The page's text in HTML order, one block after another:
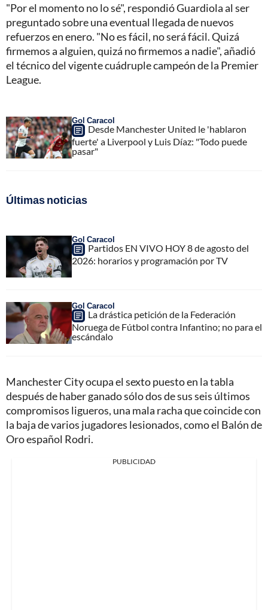
"Por el momento no lo sé", respondió Guardiola al ser
preguntado sobre una eventual llegada de nuevos
refuerzos en enero. "No es fácil, no será fácil. Quizá
firmemos a alguien, quizá no firmemos a nadie", añadió
el técnico del vigente cuádruple campeón de la Premier
League.
Gol Caracol
Desde Manchester United le 'hablaron
fuerte' a Liverpool y Luis Díaz: "Todo puede
pasar"
Últimas noticias
Gol Caracol
Partidos EN VIVO HOY 8 de agosto del
2026: horarios y programación por TV
Gol Caracol
La drástica petición de la Federación
Noruega de Fútbol contra Infantino; no para el
escándalo
Manchester City ocupa el sexto puesto en la tabla
después de haber ganado sólo dos de sus seis últimos
compromisos ligueros, una mala racha que coincide con
la baja de varios jugadores lesionados, como el Balón de
Oro español Rodri.
PUBLICIDAD